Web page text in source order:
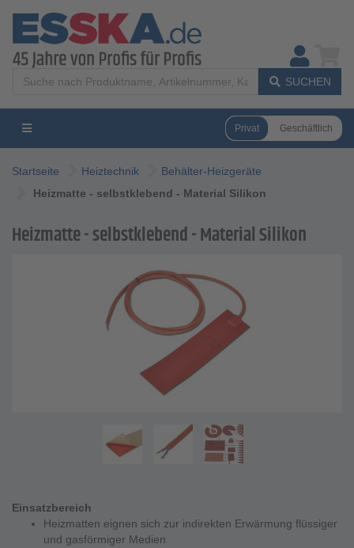
SUCHEN
Privat Geschäftlich
Startseite Heiztechnik
Behälter-Heizgeräte
Heizmatte - selbstklebend - Material Silikon
Heizmatte - selbstklebend - Material Silikon
Einsatzbereich
Heizmatten eignen sich zur indirekten Erwärmung flüssiger
und gasförmiger Medien